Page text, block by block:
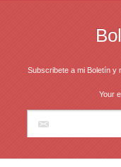
Subscribete a mi Boletín y
Your